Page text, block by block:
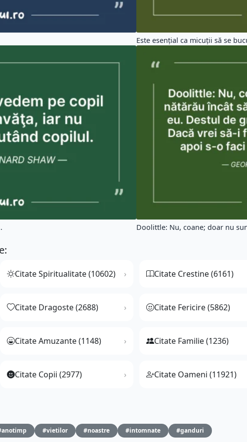
Este esențial ca micuții să se
Doolittle: Nu, coane; doar nu
Citate Spiritualitate (10602) Citate Crestine (6161)
Citate Dragoste (2688) Citate Fericire (5862)
Citate Amuzante (1148) Citate Familie (1236)
Citate Copii (2977) Citate Oameni (11921)
#vietilor #noastre #intomnate #ganduri